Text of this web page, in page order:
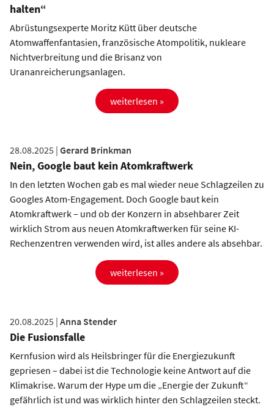
halten“
Abrüstungsexperte Moritz Kütt über deutsche
Atomwaffenfantasien, französische Atompolitik, nukleare
Nichtverbreitung und die Brisanz von
Urananreicherungsanlagen.
weiterlesen »
28.08.2025 | Gerard Brinkman
Nein, Google baut kein Atomkraftwerk
In den letzten Wochen gab es mal wieder neue Schlagzeilen zu
Googles Atom-Engagement. Doch Google baut kein
Atomkraftwerk – und ob der Konzern in absehbarer Zeit
wirklich Strom aus neuen Atomkraftwerken für seine KI-
Rechenzentren verwenden wird, ist alles andere als absehbar.
weiterlesen »
20.08.2025 | Anna Stender
Die Fusionsfalle
Kernfusion wird als Heilsbringer für die Energiezukunft
gepriesen – dabei ist die Technologie keine Antwort auf die
Klimakrise. Warum der Hype um die „Energie der Zukunft“
gefährlich ist und was wirklich hinter den Schlagzeilen steckt.